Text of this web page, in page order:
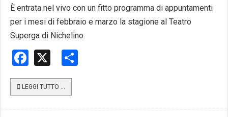
È entrata nel vivo con un fitto programma di appuntamenti
per i mesi di febbraio e marzo la stagione al Teatro
Superga di Nichelino.
Facebook
LEGGI TUTTO …